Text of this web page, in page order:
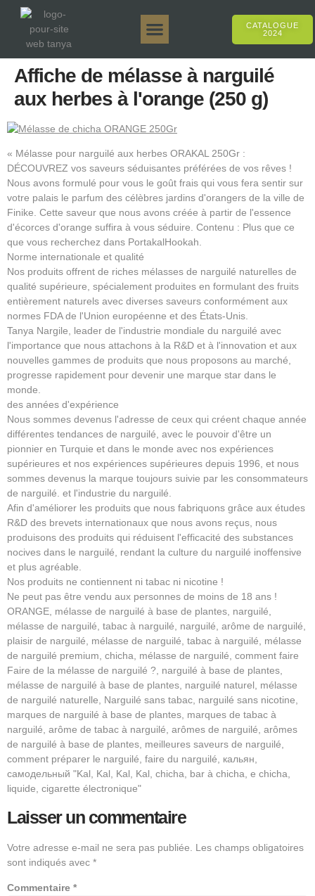
CATALOGUE
2024
Affiche de mélasse à narguilé
aux herbes à l'orange (250 g)
« Mélasse pour narguilé aux herbes ORAKAL 250Gr :
DÉCOUVREZ vos saveurs séduisantes préférées de vos rêves !
Nous avons formulé pour vous le goût frais qui vous fera sentir sur
votre palais le parfum des célèbres jardins d'orangers de la ville de
Finike. Cette saveur que nous avons créée à partir de l'essence
d'écorces d'orange suffira à vous séduire. Contenu : Plus que ce
que vous recherchez dans PortakalHookah.
Norme internationale et qualité
Nos produits offrent de riches mélasses de narguilé naturelles de
qualité supérieure, spécialement produites en formulant des fruits
entièrement naturels avec diverses saveurs conformément aux
normes FDA de l'Union européenne et des États-Unis.
Tanya Nargile, leader de l'industrie mondiale du narguilé avec
l'importance que nous attachons à la R&D et à l'innovation et aux
nouvelles gammes de produits que nous proposons au marché,
progresse rapidement pour devenir une marque star dans le
monde.
des années d'expérience
Nous sommes devenus l'adresse de ceux qui créent chaque année
différentes tendances de narguilé, avec le pouvoir d'être un
pionnier en Turquie et dans le monde avec nos expériences
supérieures et nos expériences supérieures depuis 1996, et nous
sommes devenus la marque toujours suivie par les consommateurs
de narguilé. et l'industrie du narguilé.
Afin d'améliorer les produits que nous fabriquons grâce aux études
R&D des brevets internationaux que nous avons reçus, nous
produisons des produits qui réduisent l'efficacité des substances
nocives dans le narguilé, rendant la culture du narguilé inoffensive
et plus agréable.
Nos produits ne contiennent ni tabac ni nicotine !
Ne peut pas être vendu aux personnes de moins de 18 ans !
ORANGE, mélasse de narguilé à base de plantes, narguilé,
mélasse de narguilé, tabac à narguilé, narguilé, arôme de narguilé,
plaisir de narguilé, mélasse de narguilé, tabac à narguilé, mélasse
de narguilé premium, chicha, mélasse de narguilé, comment faire
Faire de la mélasse de narguilé ?, narguilé à base de plantes,
mélasse de narguilé à base de plantes, narguilé naturel, mélasse
de narguilé naturelle, Narguilé sans tabac, narguilé sans nicotine,
marques de narguilé à base de plantes, marques de tabac à
narguilé, arôme de tabac à narguilé, arômes de narguilé, arômes
de narguilé à base de plantes, meilleures saveurs de narguilé,
comment préparer le narguilé, faire du narguilé, кальян,
самодельный "Kal, Kal, Kal, Kal, chicha, bar à chicha, e chicha,
liquide, cigarette électronique"
Laisser un commentaire
Votre adresse e-mail ne sera pas publiée.
Les champs obligatoires
sont indiqués avec *
Commentaire *